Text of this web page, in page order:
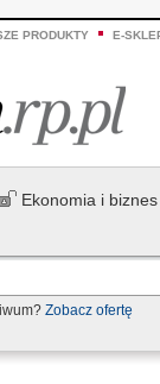
PRODUKTY E-
Ekonomia i biznes
Zobacz ofertę